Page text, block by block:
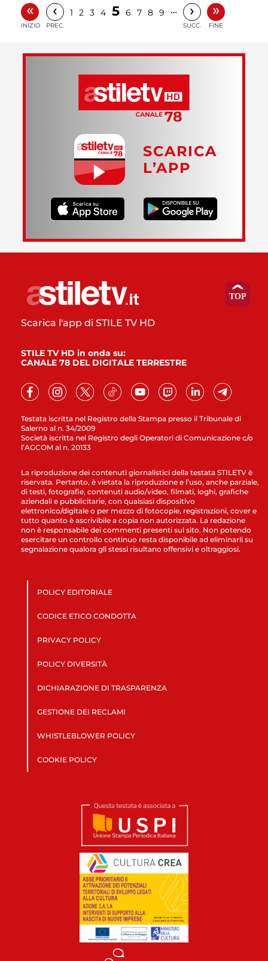
«
INIZIO
‹
PREC.
1 2 3 4 5 6 7 8 9 … ›
SUCC.
»
FINE
SCARICA
L’APP
Testata iscritta nel Registro della Stampa presso il Tribunale di
Salerno al n. 34/2009
Società iscritta nel Registro degli Operatori di Comunicazione c/o
l’AGCOM al n. 20133
Scarica l'app di STILE TV HD
STILE TV HD in onda su:
CANALE 78 DEL DIGITALE TERRESTRE
La riproduzione dei contenuti giornalistici della testata STILETV è
riservata. Pertanto, è vietata la riproduzione e l’uso, anche parziale,
di testi, fotografie, contenuti audio/video, filmati, loghi, grafiche
aziendali e pubblicitarie, con qualsiasi dispositivo
elettronico/digitale o per mezzo di fotocopie, registrazioni, cover e
tutto quanto è ascrivibile a copia non autorizzata. La redazione
non è responsabile dei commenti presenti sul sito. Non potendo
esercitare un controllo continuo resta disponibile ad eliminarli su
segnalazione qualora gli stessi risultano offensivi e oltraggiosi.
POLICY EDITORIALE
CODICE ETICO CONDOTTA
PRIVACY POLICY
POLICY DIVERSITÀ
DICHIARAZIONE DI TRASPARENZA
GESTIONE DEI RECLAMI
WHISTLEBLOWER POLICY
COOKIE POLICY